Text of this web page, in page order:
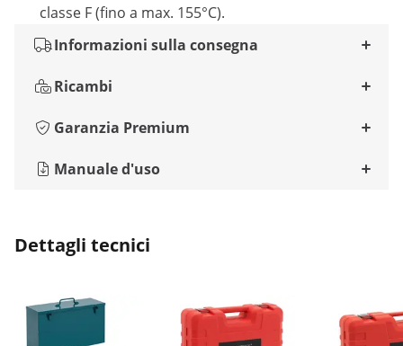
classe F (fino a max. 155°C).
Informazioni sulla consegna
Ricambi
Garanzia Premium
Manuale d'uso
Dettagli tecnici